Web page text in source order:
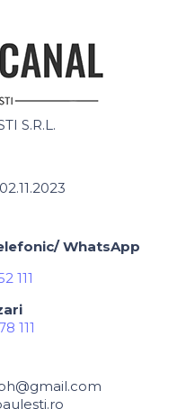
S.R.L.
WhatsApp
111
111